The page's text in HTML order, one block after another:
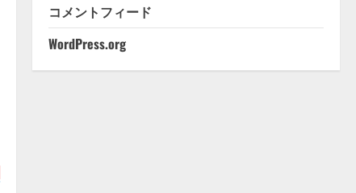
コメントフィード
WordPress.org